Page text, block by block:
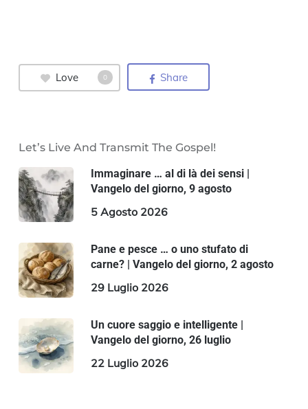
Love 0 Share
Let’s Live And Transmit The Gospel!
Immaginare … al di là dei sensi |
Vangelo del giorno, 9 agosto
5 Agosto 2026
Pane e pesce … o uno stufato di
carne? | Vangelo del giorno, 2 agosto
29 Luglio 2026
Un cuore saggio e intelligente |
Vangelo del giorno, 26 luglio
22 Luglio 2026